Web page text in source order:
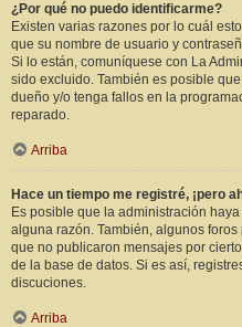
¿Por qué no puedo identificarme?
Existen varias razones por lo cuál
que su nombre de usuario y
Si lo están, comuníquese con La
sido excluido. También es posible
dueño y/o tenga fallos en la
reparado.
Arriba
Hace un tiempo me registré, ¡pero
Es posible que la administración
alguna razón. También, algunos
que no publicaron mensajes por
de la base de datos. Si es así,
discuciones.
Arriba